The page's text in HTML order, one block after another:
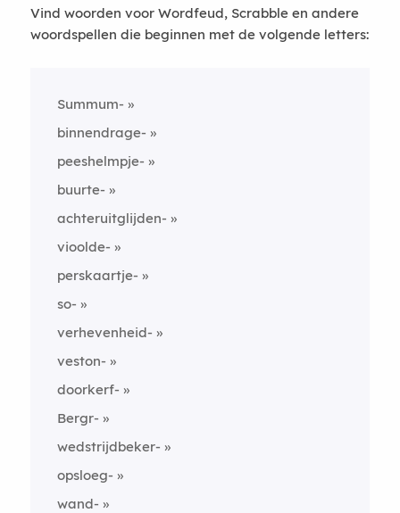
Vind woorden voor Wordfeud, Scrabble en andere
woordspellen die beginnen met de volgende letters:
Summum-
binnendrage-
peeshelmpje-
buurte-
achteruitglijden-
vioolde-
perskaartje-
so-
verhevenheid-
veston-
doorkerf-
Bergr-
wedstrijdbeker-
opsloeg-
wand-